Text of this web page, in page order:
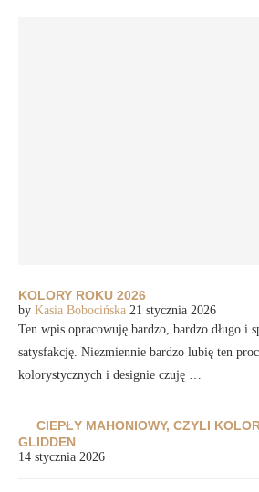
KOLORY ROKU 2026
by Kasia Bobocińska 21 stycznia 2026
Ten wpis opracowuję bardzo, bardzo długo i
satysfakcję. Niezmiennie bardzo lubię ten
kolorystycznych i designie czuję …
CIEPŁY MAHONIOWY, CZYLI
GLIDDEN
14 stycznia 2026